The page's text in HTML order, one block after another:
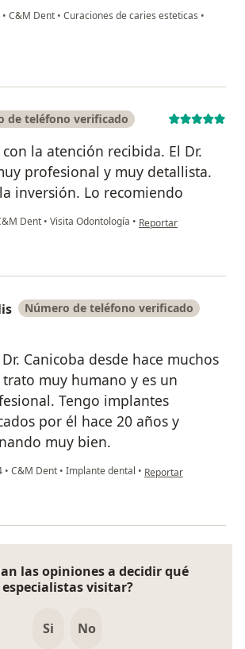
• C&M Dent • Curaciones de caries esteticas •
M. C.
de teléfono verificado
la atención recibida. El Dr.
profesional y muy detallista.
inversión. Lo recomiendo
Dent • Visita Odontología • en opinión del usuario
Reportar
Número de teléfono verificado
Canicoba desde hace muchos
muy humano y es un
Tengo implantes
por él hace 20 años y
muy bien.
• C&M Dent • Implante dental • en opinión del usuario
Reportar
las opiniones a decidir qué
especialistas visitar?
Si No